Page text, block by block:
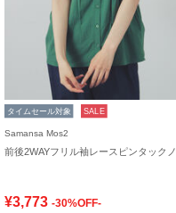
タイムセール対象 SALE
Samansa Mos2
¥3,773 -30%OFF-